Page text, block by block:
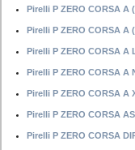
Pirelli P ZERO CORSA A
Pirelli P ZERO CORSA A
Pirelli P ZERO CORSA A
Pirelli P ZERO CORSA A
Pirelli P ZERO CORSA A
Pirelli P ZERO CORSA
Pirelli P ZERO CORSA